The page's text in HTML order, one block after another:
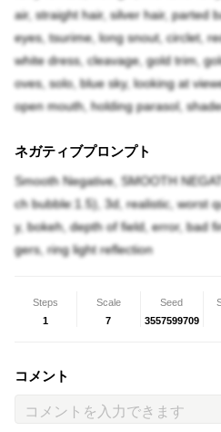
air, straight hair, silver hair, parted
eyes, tsurime, long snout, circlet,
white dress, cleavage, gold trim,
oves, solo, blue sky, looking at
open mouth, holding parasol,
ネガティブプロンプト
Smooth Negative, SMOOTH
ch bubble:1.5), 3d, realistic, worst
y, bokeh, depth of field, error, bad
gers, ring light reflection
Steps
1
Scale
7
Seed
3557599709
コメント